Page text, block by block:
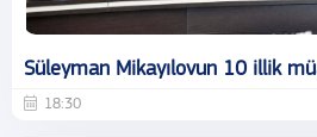
Süleyman Mikayılovun 10 illik
18:30